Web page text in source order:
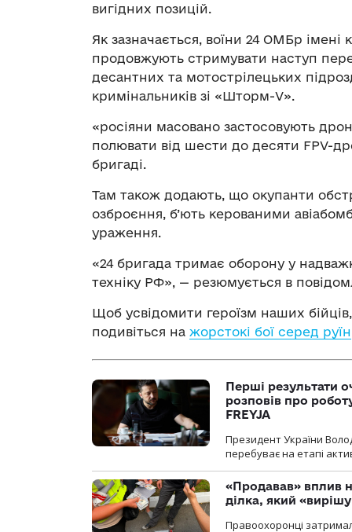
вигідних позицій.
Як зазначається, воїни 24 ОМБр
продовжують стримувати наступ
десантних та мотострілецьких
кримінальників зі «Шторм-V».
«росіяни масовано застосовують
полювати від шести до десяти FPV-
бригаді.
Там також додають, що окупанти
озброєння, б’ють керованими
ураження.
«24 бригада тримає оборону у
техніку РФ», — резюмується в
Щоб усвідомити героїзм наших
подивіться на жорстокі бої серед руїн
Перші результати
розповів про
FREYJA
Президент України
перебуває на етапі
«Продавав» вплив
ділка, який
Правоохоронці